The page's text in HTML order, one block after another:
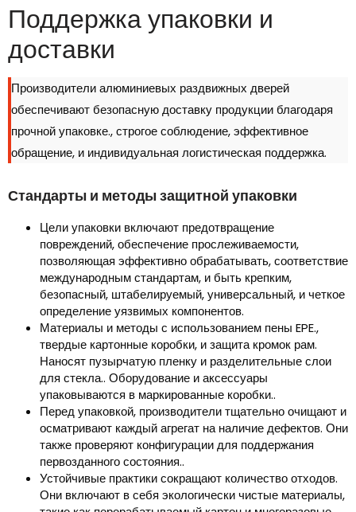
Поддержка упаковки и
доставки
Производители алюминиевых раздвижных дверей
обеспечивают безопасную доставку продукции благодаря
прочной упаковке., строгое соблюдение, эффективное
обращение, и индивидуальная логистическая поддержка.
Стандарты и методы защитной упаковки
Цели упаковки включают предотвращение
повреждений, обеспечение прослеживаемости,
позволяющая эффективно обрабатывать, соответствие
международным стандартам, и быть крепким,
безопасный, штабелируемый, универсальный, и четкое
определение уязвимых компонентов.
Материалы и методы с использованием пены EPE.,
твердые картонные коробки, и защита кромок рам.
Наносят пузырчатую пленку и разделительные слои
для стекла.. Оборудование и аксессуары
упаковываются в маркированные коробки..
Перед упаковкой, производители тщательно очищают и
осматривают каждый агрегат на наличие дефектов. Они
также проверяют конфигурации для поддержания
первозданного состояния..
Устойчивые практики сокращают количество отходов.
Они включают в себя экологически чистые материалы,